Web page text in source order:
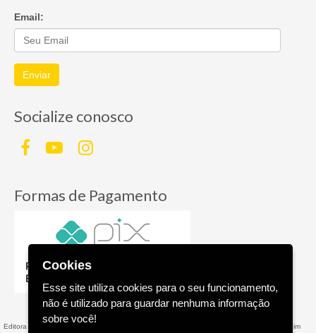
Email:
Enviar
Socialize conosco
Formas de Pagamento
Editora AGE - Livraria Virtual - CNPJ n° 13.099.540/0001-16 - Rua Valparaíso, 285 - Jardim
Cookies
Esse site utiliza cookies para o seu funcionamento,
não é utilizado para guardar nenhuma informação
sobre você!